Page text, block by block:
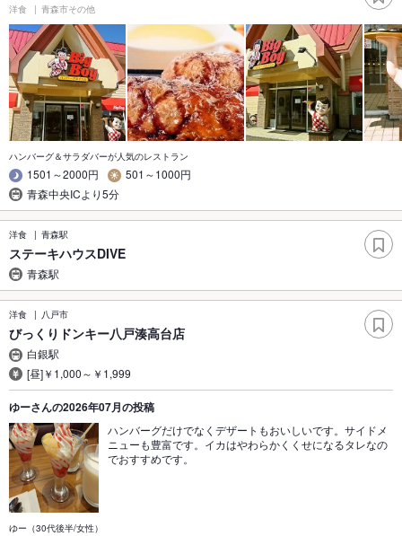
洋食 青森市その他
ハンバーグ＆サラダバーが人気のレストラン
1501～2000円
501～1000円
青森中央ICより5分
洋食 青森駅
ステーキハウスDIVE
青森駅
洋食 八戸市
びっくりドンキー八戸湊高台店
白銀駅
[昼]￥1,000～￥1,999
ゆーさんの2026年07月の投稿
ハンバーグだけでなくデザートもおいしいです。サイドメ
ニューも豊富です。イカはやわらかくくせになるタレなの
でおすすめです。
ゆー（30代後半/女性）